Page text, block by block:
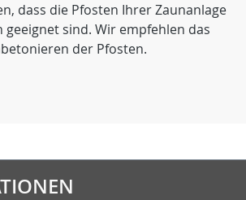
dass die Pfosten Ihrer Zaunanlage
geeignet sind. Wir empfehlen das
der Pfosten.